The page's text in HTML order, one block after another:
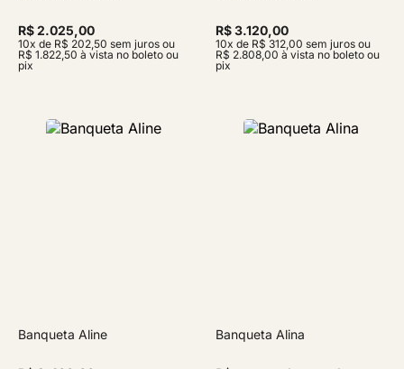
R$ 2.025,00
10x de R$ 202,50 sem juros ou
R$ 1.822,50 à vista no boleto ou
pix
R$ 3.120,00
10x de R$ 312,00 sem juros ou
R$ 2.808,00 à vista no boleto ou
pix
Banqueta Aline Banqueta Alina